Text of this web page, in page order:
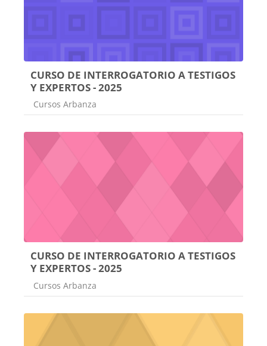
CURSO DE INTERROGATORIO A TESTIGOS
Y EXPERTOS - 2025
Categoría de cursos
Cursos Arbanza
CURSO DE INTERROGATORIO A TESTIGOS
Y EXPERTOS - 2025
Categoría de cursos
Cursos Arbanza